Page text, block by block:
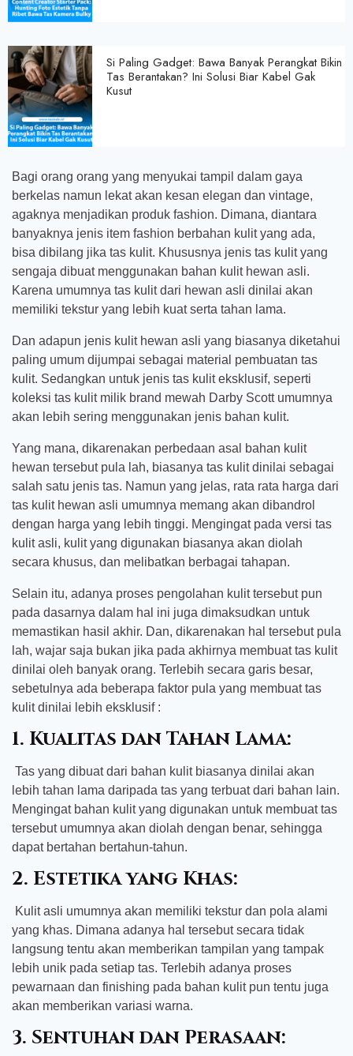
Si Paling Gadget: Bawa Banyak Perangkat Bikin
Tas Berantakan? Ini Solusi Biar Kabel Gak
Kusut
Bagi orang orang yang menyukai tampil dalam gaya
berkelas namun lekat akan kesan elegan dan vintage,
agaknya menjadikan produk fashion. Dimana, diantara
banyaknya jenis item fashion berbahan kulit yang ada,
bisa dibilang jika tas kulit. Khususnya jenis tas kulit yang
sengaja dibuat menggunakan bahan kulit hewan asli.
Karena umumnya tas kulit dari hewan asli dinilai akan
memiliki tekstur yang lebih kuat serta tahan lama.
Dan adapun jenis kulit hewan asli yang biasanya diketahui
paling umum dijumpai sebagai material pembuatan tas
kulit. Sedangkan untuk jenis tas kulit eksklusif, seperti
koleksi tas kulit milik brand mewah Darby Scott umumnya
akan lebih sering menggunakan jenis bahan kulit.
Yang mana, dikarenakan perbedaan asal bahan kulit
hewan tersebut pula lah, biasanya tas kulit dinilai sebagai
salah satu jenis tas. Namun yang jelas, rata rata harga dari
tas kulit hewan asli umumnya memang akan dibandrol
dengan harga yang lebih tinggi. Mengingat pada versi tas
kulit asli, kulit yang digunakan biasanya akan diolah
secara khusus, dan melibatkan berbagai tahapan.
Selain itu, adanya proses pengolahan kulit tersebut pun
pada dasarnya dalam hal ini juga dimaksudkan untuk
memastikan hasil akhir. Dan, dikarenakan hal tersebut pula
lah, wajar saja bukan jika pada akhirnya membuat tas kulit
dinilai oleh banyak orang. Terlebih secara garis besar,
sebetulnya ada beberapa faktor pula yang membuat tas
kulit dinilai lebih eksklusif :
1. Kualitas dan Tahan Lama:
Tas yang dibuat dari bahan kulit biasanya dinilai akan
lebih tahan lama daripada tas yang terbuat dari bahan lain.
Mengingat bahan kulit yang digunakan untuk membuat tas
tersebut umumnya akan diolah dengan benar, sehingga
dapat bertahan bertahun-tahun.
2. Estetika yang Khas:
Kulit asli umumnya akan memiliki tekstur dan pola alami
yang khas. Dimana adanya hal tersebut secara tidak
langsung tentu akan memberikan tampilan yang tampak
lebih unik pada setiap tas. Terlebih adanya proses
pewarnaan dan finishing pada bahan kulit pun tentu juga
akan memberikan variasi warna.
3. Sentuhan dan Perasaan: